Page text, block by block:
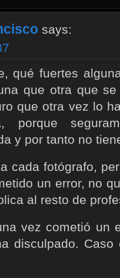
says:
qué fuertes
que otra que
que otra vez lo
porque
y por tanto no
cada fotógrafo,
un error, no
al resto de
vez cometió un
disculpado.